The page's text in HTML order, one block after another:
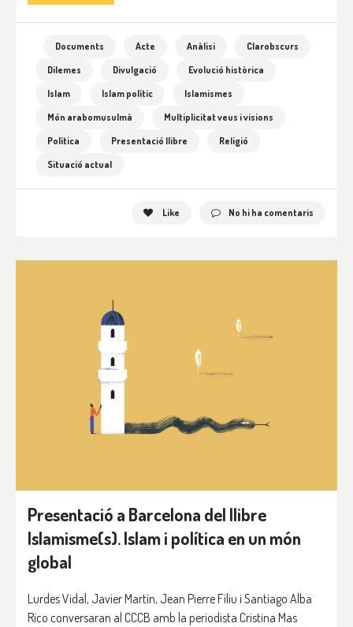
Documents Acte Anàlisi
Clarobscurs
Dilemes
Divulgació
Evolució històrica
Islam
Islam polític
Islamismes
Món arabomusulmà
Multiplicitat veus i visions
Política
Presentació llibre
Religió
Situació actual
Like No hi ha comentaris
Presentació a Barcelona del llibre
Islamisme(s). Islam i política en un món
global
Lurdes Vidal, Javier Martín, Jean Pierre Filiu i Santiago Alba
Rico conversaran al CCCB amb la periodista Cristina Mas